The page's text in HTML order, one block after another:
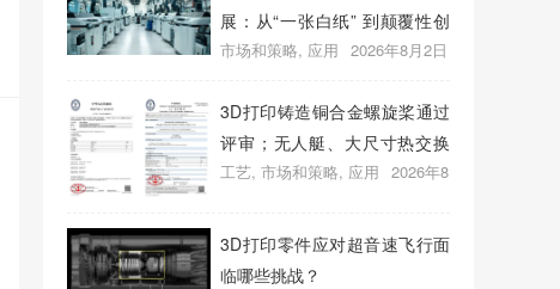
展：从“一张白纸” 到颠覆性创
新
市场和策略, 应用 2026年8月2日
3D打印铸造铜合金螺旋桨通过
评审；无人艇、大尺寸热交换
器3D打印；人民网报道两家3D
工艺, 市场和策略, 应用 2026年8
3D打印零件应对超音速飞行面
临哪些挑战？